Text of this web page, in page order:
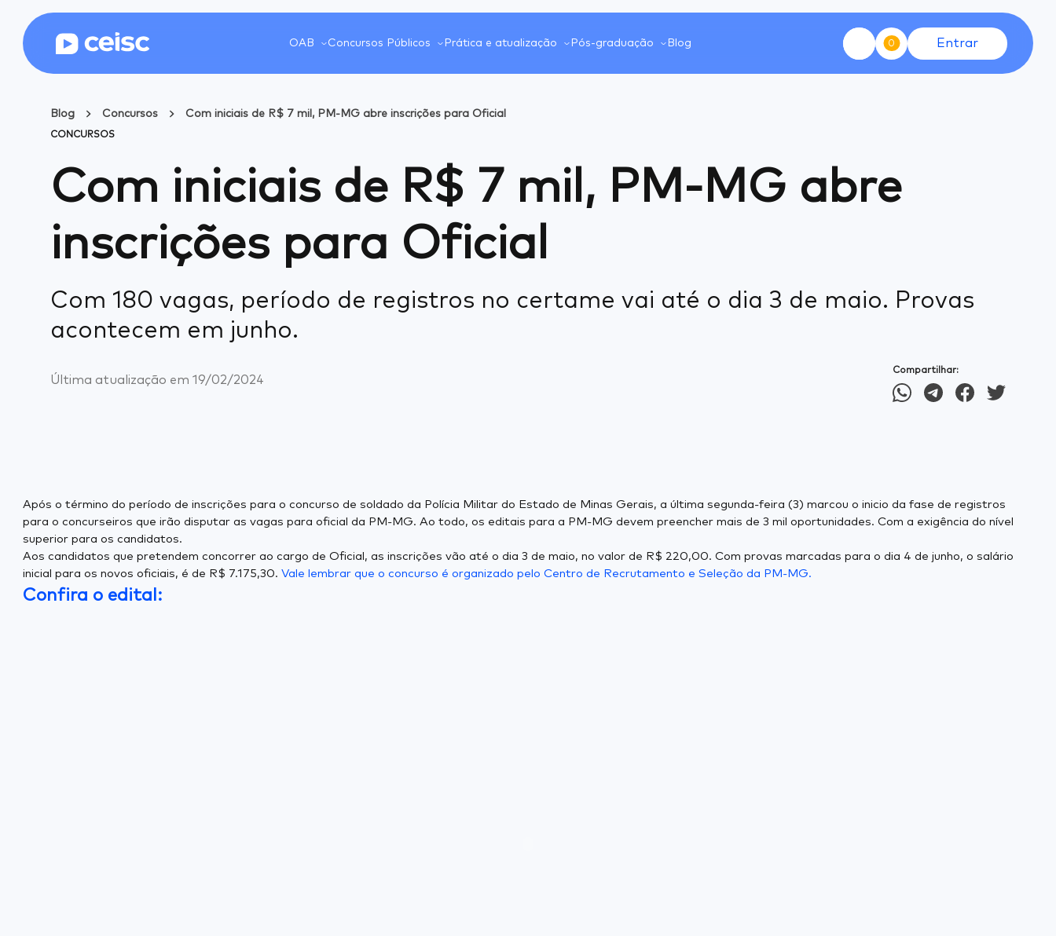
OAB Concursos Públicos Prática e atualização Pós-graduação Blog 0 Entrar
Blog Concursos Com iniciais de R$ 7 mil, PM-MG abre inscrições para Oficial
CONCURSOS
Com iniciais de R$ 7 mil, PM-MG abre
inscrições para Oficial
Com 180 vagas, período de registros no certame vai até o dia 3 de maio. Provas
acontecem em junho.
Última atualização em 19/02/2024
Compartilhar:
Após o término do período de inscrições para o concurso de soldado da Polícia Militar do Estado de Minas Gerais, a última segunda-feira (3) marcou o inicio da fase de registros
para o concurseiros que irão disputar as vagas para oficial da PM-MG. Ao todo, os editais para a PM-MG devem preencher mais de 3 mil oportunidades. Com a exigência do nível
superior para os candidatos.
Aos candidatos que pretendem concorrer ao cargo de Oficial, as inscrições vão até o dia 3 de maio, no valor de R$ 220,00. Com provas marcadas para o dia 4 de junho, o salário
inicial para os novos oficiais, é de R$ 7.175,30. Vale lembrar que o concurso é organizado pelo Centro de Recrutamento e Seleção da PM-MG.
Confira o edital: